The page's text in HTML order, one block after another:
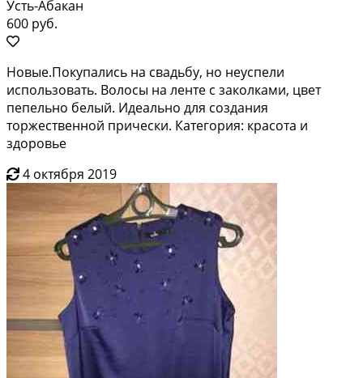
Усть-Абакан
600 руб.
Новые.Покупались на свадьбу, но неуспели
использовать. Волосы на ленте с заколками, цвет
пепельно белый. Идеально для создания
торжественной прически. Категория: красота и
здоровье
4 октября 2019